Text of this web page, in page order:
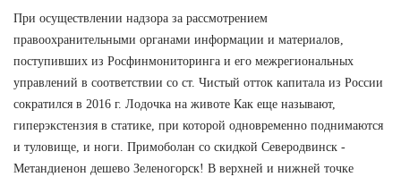
При осуществлении надзора за рассмотрением
правоохранительными органами информации и материалов,
поступивших из Росфинмониторинга и его межрегиональных
управлений в соответствии со ст. Чистый отток капитала из России
сократился в 2016 г. Лодочка на животе Как еще называют,
гиперэкстензия в статике, при которой одновременно поднимаются
и туловище, и ноги. Примоболан со скидкой Северодвинск -
Метандиенон дешево Зеленогорск! В верхней и нижней точке